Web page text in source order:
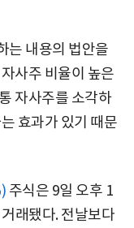
는 내용의 법안을
사주 비율이 높은
자사주를 소각하
효과가 있기 때문
주식은 9일 오후 1
래됐다. 전날보다